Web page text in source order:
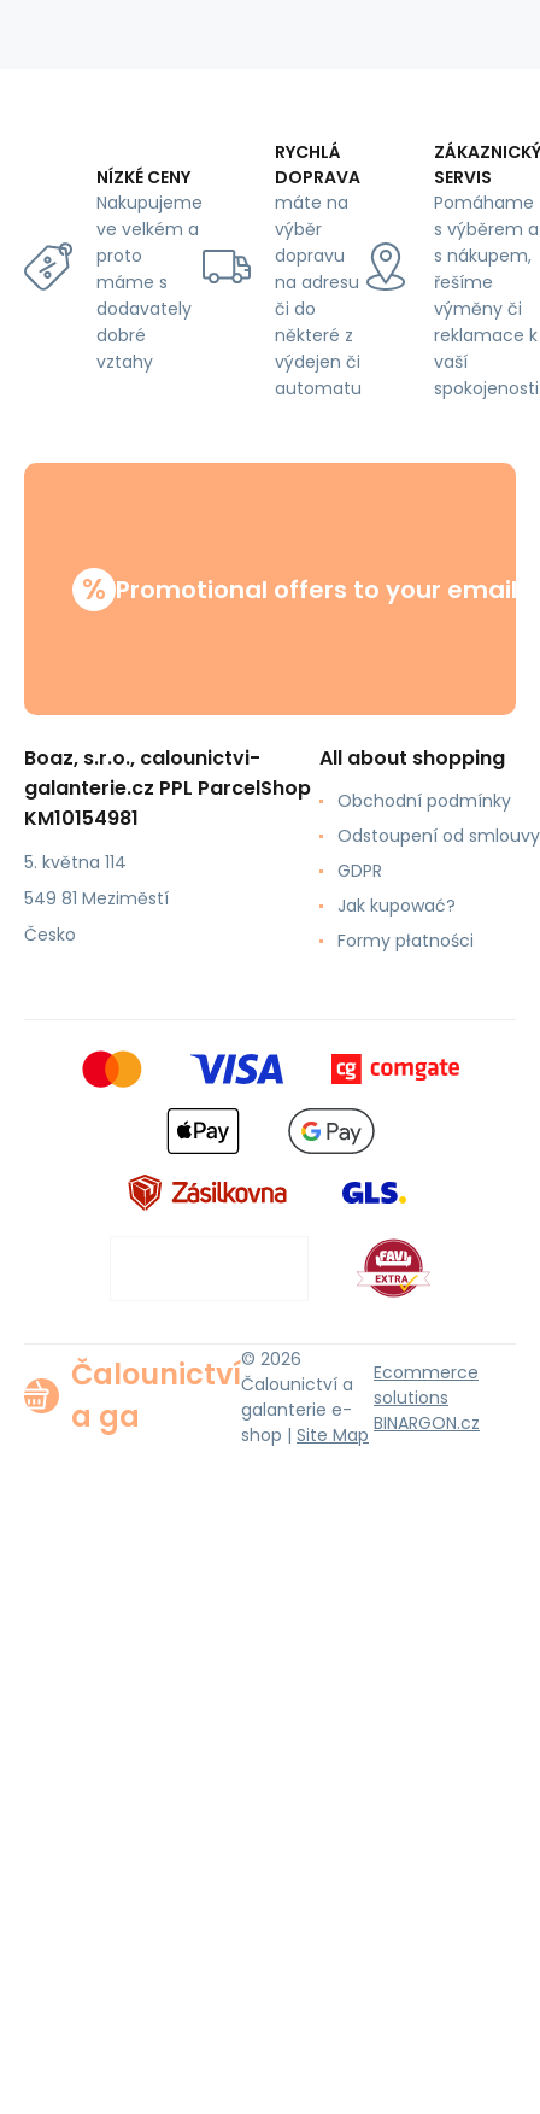
NÍZKÉ CENY
Nakupujeme
ve velkém a
proto
máme s
dodavately
dobré
vztahy
RYCHLÁ
DOPRAVA
máte na
výběr
dopravu
na adresu
či do
některé z
výdejen či
automatu
ZÁKAZNICKÝ
SERVIS
Pomáhame
s výběrem a
s nákupem,
řešíme
výměny či
reklamace k
vaší
spokojenosti
% Promotional offers to your email
Boaz, s.r.o., calounictvi-
galanterie.cz PPL ParcelShop
KM10154981
5. května 114
549 81 Meziměstí
Česko
All about shopping
Obchodní podmínky
Odstoupení od smlouvy
GDPR
Jak kupować?
Formy płatności
Čalounictví
a ga
© 2026
Čalounictví a
galanterie e-
shop | Site Map
Ecommerce
solutions
BINARGON.cz